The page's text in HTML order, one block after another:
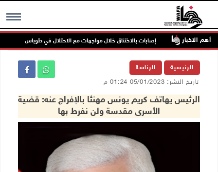
MENU أهم الاخبار إصابات بالاختناق خلال مواجهات مع الاحتلال في طوباس
الرئيسية الرئاسة
تاريخ النشر: 05/01/2023 01:24 م
الرئيس يهاتف كريم يونس مهنئا بالإفراج عنه: قضية
الأسرى مقدسة ولن نفرط بها